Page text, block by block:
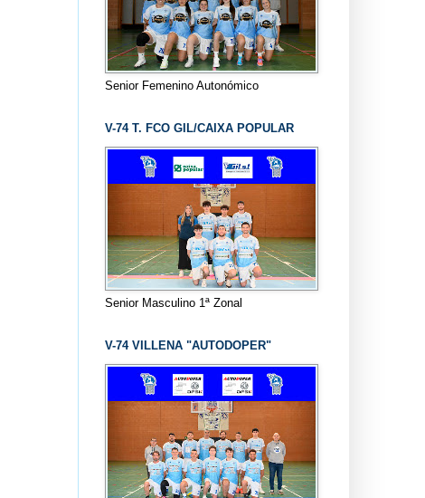
Senior Femenino Autonómico
V-74 T. FCO GIL/CAIXA POPULAR
Senior Masculino 1ª Zonal
V-74 VILLENA "AUTODOPER"